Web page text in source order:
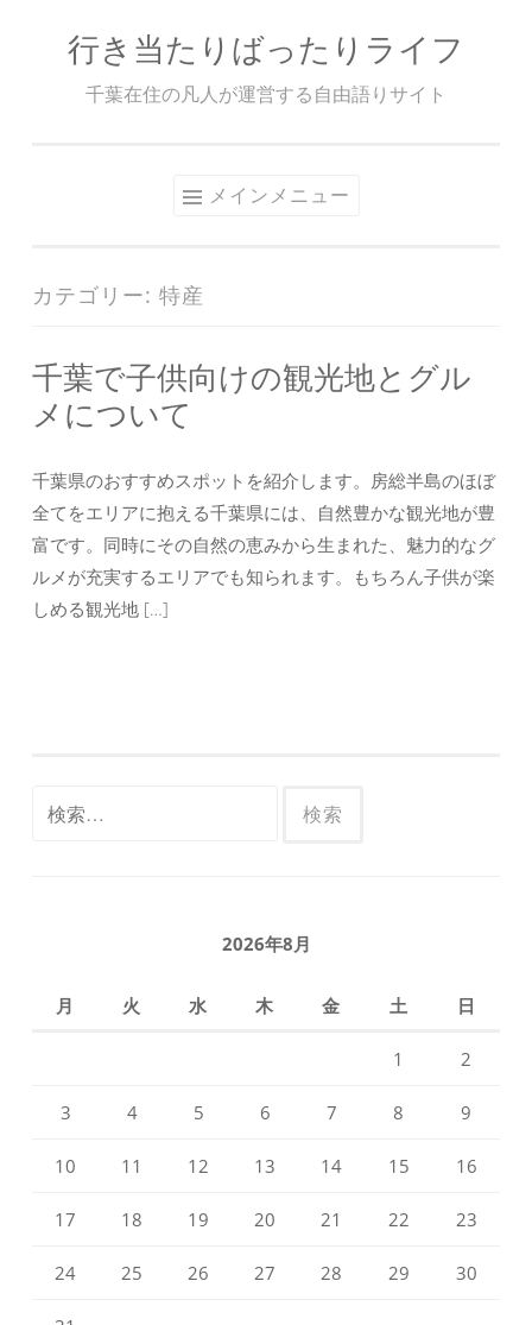
ッ
行き当たりばったりライフ
千葉在住の凡人が運営する自由語りサイト
メインメニュー
カテゴリー: 特産
千葉で子供向けの観光地とグル
メについて
千葉県のおすすめスポットを紹介します。房総半島のほぼ
全てをエリアに抱える千葉県には、自然豊かな観光地が豊
富です。同時にその自然の恵みから生まれた、魅力的なグ
ルメが充実するエリアでも知られます。もちろん子供が楽
しめる観光地 […]
2026年8月
月 火 水 木 金 土 日
1 2
3 4 5 6 7 8 9
10 11 12 13 14 15 16
17 18 19 20 21 22 23
24 25 26 27 28 29 30